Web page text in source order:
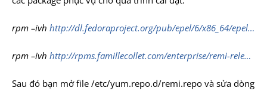
rpm –ivh http://dl.fedoraproject.org/pub/epel/6/x86_64/epel…
rpm –ivh http://rpms.famillecollet.com/enterprise/remi-rele…
Sau đó bạn mở file /etc/yum.repo.d/remi.repo và sửa dòng